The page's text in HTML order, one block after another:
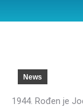
News
1944. Rođen je